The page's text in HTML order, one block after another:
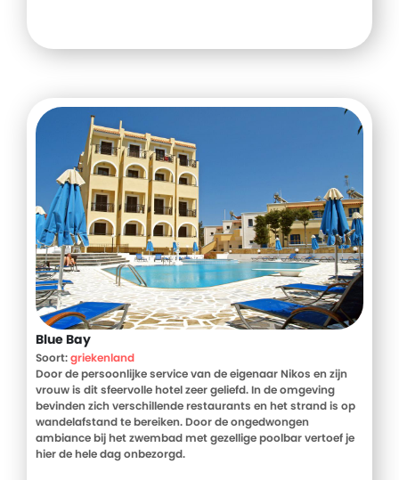
Blue Bay
Soort:griekenland
Door de persoonlijke service van de eigenaar Nikos en zijn
vrouw is dit sfeervolle hotel zeer geliefd. In de omgeving
bevinden zich verschillende restaurants en het strand is op
wandelafstand te bereiken. Door de ongedwongen
ambiance bij het zwembad met gezellige poolbar vertoef je
hier de hele dag onbezorgd.